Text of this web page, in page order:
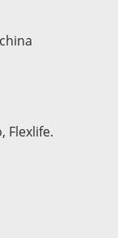
Flexlife.